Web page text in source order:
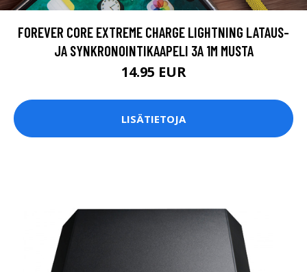
FOREVER CORE EXTREME CHARGE LIGHTNING LATAUS-
JA SYNKRONOINTIKAAPELI 3A 1M MUSTA
14.95 EUR
LISÄTIETOJA